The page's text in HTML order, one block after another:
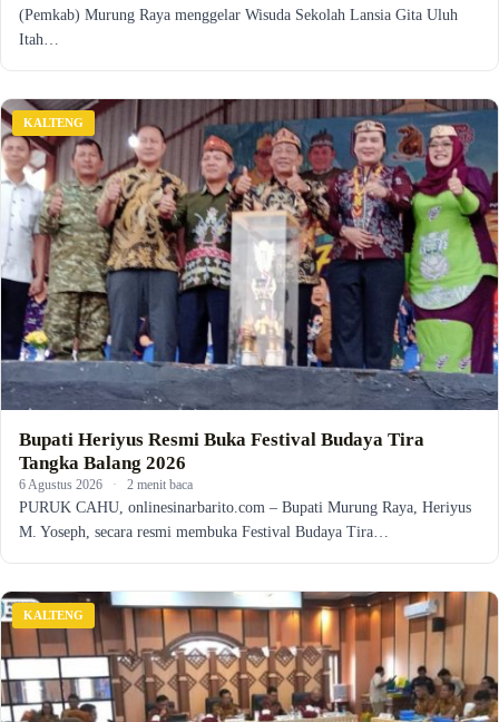
(Pemkab) Murung Raya menggelar Wisuda Sekolah Lansia Gita Uluh
Itah…
KALTENG
Bupati Heriyus Resmi Buka Festival Budaya Tira
Tangka Balang 2026
6 Agustus 2026 · 2 menit baca
PURUK CAHU, onlinesinarbarito.com – Bupati Murung Raya, Heriyus
M. Yoseph, secara resmi membuka Festival Budaya Tira…
KALTENG